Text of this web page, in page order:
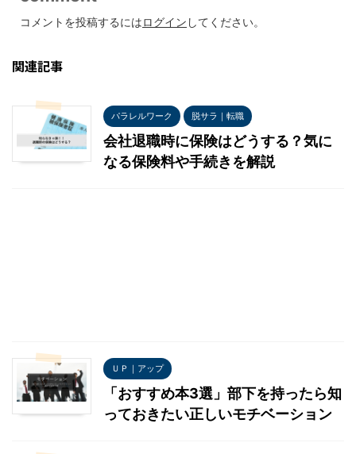
コメントを投稿するにはログイン してください。
関連記事
パラレルワーク 脱サラ｜転職
会社退職時に保険はどうする？気に
なる保険料や手続きを解説
ＵＰ｜アップ
「おすすめ本3選」部下を持ったら知
っておきたい正しいモチベーション